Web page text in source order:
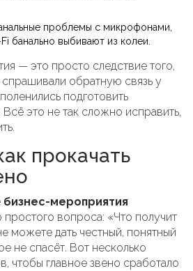
проблемы с микрофонами,
банально выбивают из колеи.
— это просто следствие того,
спрашивали обратную связь у
подготовить
это не так сложно исправить,
прокачать
бизнес-мероприятия
простого вопроса: «Что получит
можете дать честный, понятный
не спасёт. Вот несколько
чтобы главное звено сработало